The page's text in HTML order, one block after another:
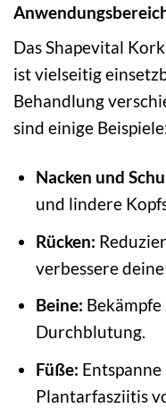
Das Shapevital
ist vielseitig
Behandlung
sind einige
Nacken und
und lindere
Rücken:
verbessere
Beine:
Durchblutung.
Füße:
Plantarfasziitis